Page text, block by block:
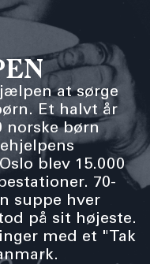
at sørge
Et halvt år
norske børn
blev 15.000
70-
suppe hver
på sit højeste.
med et "Tak